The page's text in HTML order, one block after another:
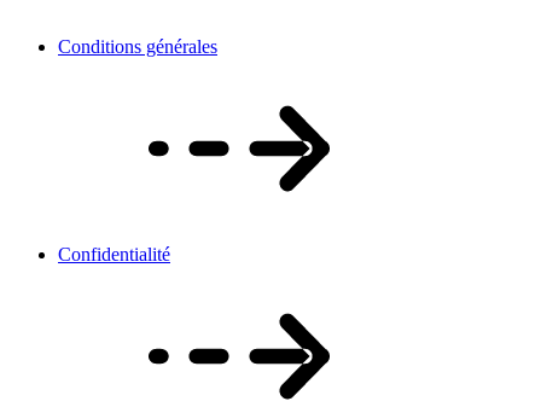
Conditions générales
Confidentialité